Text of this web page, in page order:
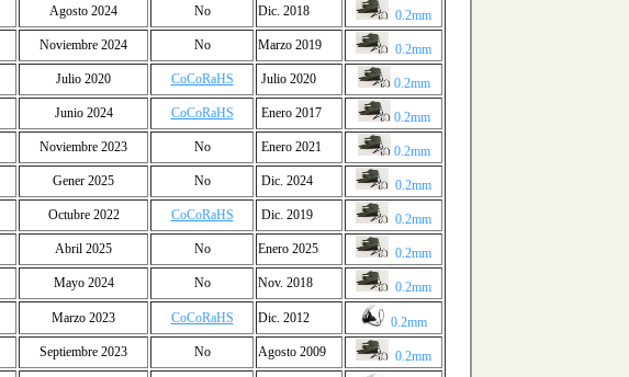
Agosto 2024 No Dic. 2018
0.2mm
Noviembre 2024 No Marzo 2019
0.2mm
Julio 2020 CoCoRaHS Julio 2020
0.2mm
Junio 2024 CoCoRaHS Enero 2017
0.2mm
Noviembre 2023 No Enero 2021
0.2mm
Gener 2025 No Dic. 2024
0.2mm
Octubre 2022 CoCoRaHS Dic. 2019
0.2mm
Abril 2025 No Enero 2025
0.2mm
Mayo 2024 No Nov. 2018
0.2mm
Marzo 2023 CoCoRaHS Dic. 2012
0.2mm
Septiembre 2023 No Agosto 2009
0.2mm